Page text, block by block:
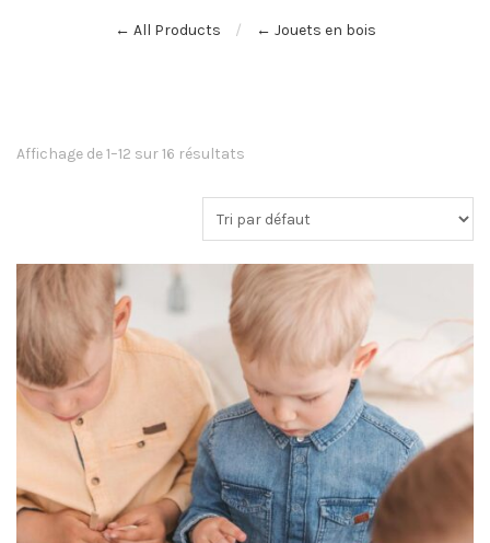
← All Products ← Jouets en bois
Affichage de 1–12 sur 16 résultats